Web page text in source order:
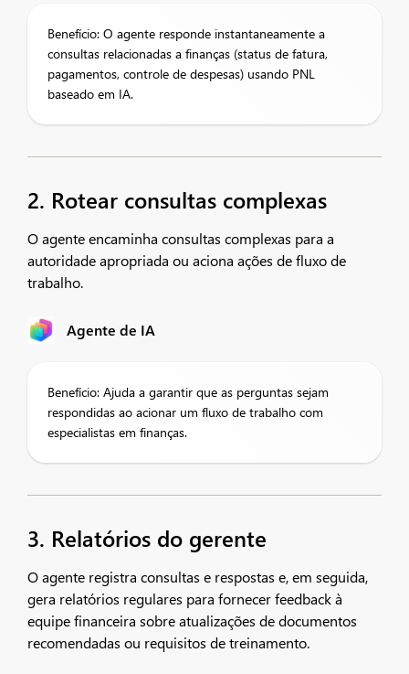
Benefício: O agente responde instantaneamente a
consultas relacionadas a finanças (status de fatura,
pagamentos, controle de despesas) usando PNL
baseado em IA.
2. Rotear consultas complexas
O agente encaminha consultas complexas para a
autoridade apropriada ou aciona ações de fluxo de
trabalho.
Agente de IA
Benefício: Ajuda a garantir que as perguntas sejam
respondidas ao acionar um fluxo de trabalho com
especialistas em finanças.
3. Relatórios do gerente
O agente registra consultas e respostas e, em seguida,
gera relatórios regulares para fornecer feedback à
equipe financeira sobre atualizações de documentos
recomendadas ou requisitos de treinamento.